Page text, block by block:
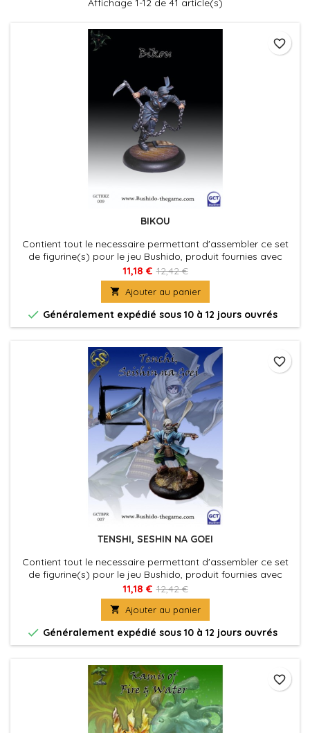
Affichage 1-12 de 41 article(s)
BIKOU
Contient tout le necessaire permettant d'assembler ce set
de figurine(s) pour le jeu Bushido, produit fournies avec
leurs socles en plastique. Figurine(s) à peindre et à
assembler
11,18 € 12,42 €
 Ajouter au panier
 Généralement expédié sous 10 à 12 jours ouvrés
favorite_border
TENSHI, SESHIN NA GOEI
Contient tout le necessaire permettant d'assembler ce set
de figurine(s) pour le jeu Bushido, produit fournies avec
leurs socles en plastique. Figurine(s) à peindre et à
assembler
11,18 € 12,42 €
 Ajouter au panier
 Généralement expédié sous 10 à 12 jours ouvrés
favorite_border
favorite_border